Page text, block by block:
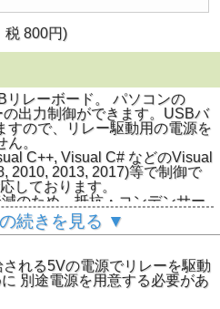
税 800円)
リレーボード。 パソコンの
出力制御ができます。USBバ
すので、リレー駆動用の電源を
。
C++, Visual C# などのVisual
2010, 2013, 2017)等で制御で
しております。
のため、抵抗・コンデンサー
ます。
続きを見る ▼
れる5Vの電源でリレーを駆動
別途電源を用意する必要があ